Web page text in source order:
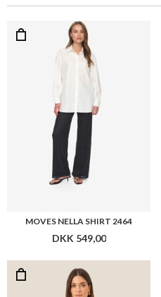
MOVES NELLA SHIRT 2464
DKK 549,00